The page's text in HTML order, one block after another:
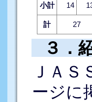
小計 14
計 27
３．
ＪＡＳ
ージに